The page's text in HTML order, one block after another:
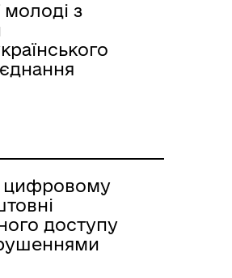
молоді з
цифровому
доступу